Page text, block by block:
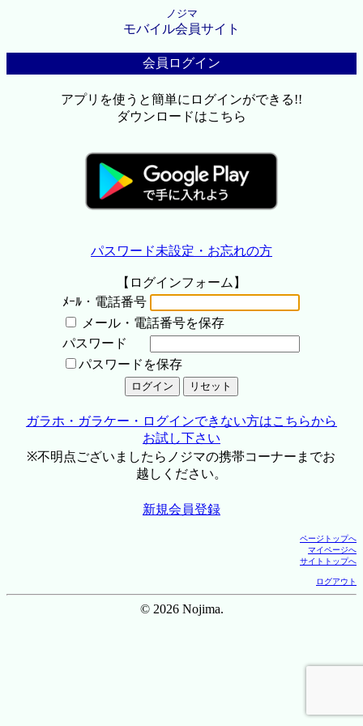
ノジマ
モバイル会員サイト
会員ログイン
アプリを使うと簡単にログインができる!!
ダウンロードはこちら
パスワード未設定・お忘れの方
【ログインフォーム】
ﾒｰﾙ・電話番号
メール・電話番号を保存
パスワード
パスワードを保存
ガラホ・ガラケー・ログインできない方はこちらから
お試し下さい
※不明点ございましたらノジマの携帯コーナーまでお
越しください。
新規会員登録
ページトップへ
マイページへ
サイトトップへ
ログアウト
© 2026 Nojima.